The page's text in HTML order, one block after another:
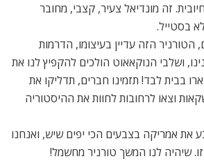
זה מונדיאל צעיר, קצבי, מחובר
בסטייל.
הטורניר הזה עדיין בעיצומו, הדרמות
ושלבי הנוקאאוט הולכים להקפיץ לנו את
בבית לבד! תזמינו חברים, תדליקו את
וצאו לרחובות לחוות את ההיסטוריה
את אמריקה בצבעים הכי יפים שיש, ואנחנו
שיהיה לנו המשך טורניר מחשמל!